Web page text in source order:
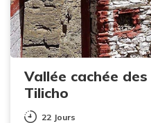
Vallée cachée
Tilicho
22 Jours